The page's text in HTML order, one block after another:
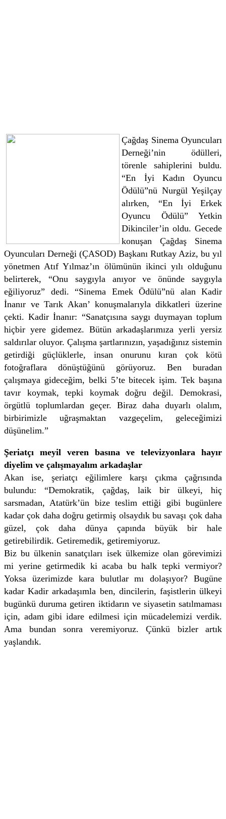
Çağdaş Sinema Oyuncuları
Derneği’nin ödülleri,
törenle sahiplerini buldu.
“En İyi Kadın Oyuncu
Ödülü”nü Nurgül Yeşilçay
alırken, “En İyi Erkek
Oyuncu Ödülü” Yetkin
Dikinciler’in oldu. Gecede
konuşan Çağdaş Sinema
Oyuncuları Derneği (ÇASOD) Başkanı Rutkay Aziz, bu yıl
yönetmen Atıf Yılmaz’ın ölümünün ikinci yılı olduğunu
belirterek, “Onu saygıyla anıyor ve önünde saygıyla
eğiliyoruz” dedi. “Sinema Emek Ödülü”nü alan Kadir
İnanır ve Tarık Akan’ konuşmalarıyla dikkatleri üzerine
çekti. Kadir İnanır: “Sanatçısına saygı duymayan toplum
hiçbir yere gidemez. Bütün arkadaşlarımıza yerli yersiz
saldırılar oluyor. Çalışma şartlarınızın, yaşadığınız sistemin
getirdiği güçlüklerle, insan onurunu kıran çok kötü
fotoğraflara dönüştüğünü görüyoruz. Ben buradan
çalışmaya gideceğim, belki 5’te bitecek işim. Tek başına
tavır koymak, tepki koymak doğru değil. Demokrasi,
örgütlü toplumlardan geçer. Biraz daha duyarlı olalım,
birbirimizle uğraşmaktan vazgeçelim, geleceğimizi
düşünelim.”
Şeriatçı meyil veren basına ve televizyonlara hayır
diyelim ve çalışmayalım arkadaşlar
Akan ise, şeriatçı eğilimlere karşı çıkma çağrısında
bulundu: “Demokratik, çağdaş, laik bir ülkeyi, hiç
sarsmadan, Atatürk’ün bize teslim ettiği gibi bugünlere
kadar çok daha doğru getirmiş olsaydık bu savaşı çok daha
güzel, çok daha dünya çapında büyük bir hale
getirebilirdik. Getiremedik, getiremiyoruz.
Biz bu ülkenin sanatçıları isek ülkemize olan görevimizi
mi yerine getirmedik ki acaba bu halk tepki vermiyor?
Yoksa üzerimizde kara bulutlar mı dolaşıyor? Bugüne
kadar Kadir arkadaşımla ben, dincilerin, faşistlerin ülkeyi
bugünkü duruma getiren iktidarın ve siyasetin satılmaması
için, adam gibi idare edilmesi için mücadelemizi verdik.
Ama bundan sonra veremiyoruz. Çünkü bizler artık
yaşlandık.